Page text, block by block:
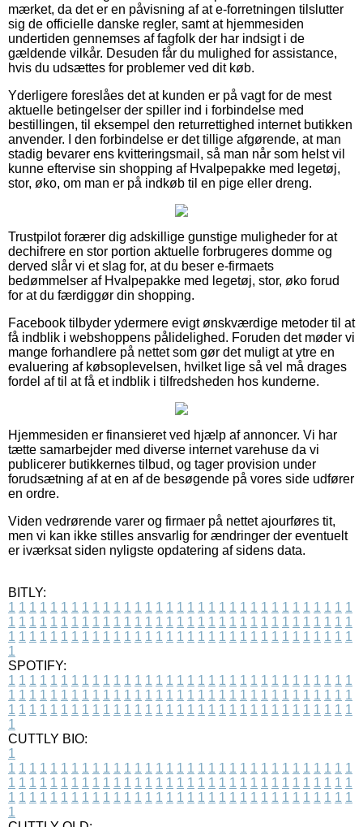
mærket, da det er en påvisning af at e-forretningen tilslutter
sig de officielle danske regler, samt at hjemmesiden
undertiden gennemses af fagfolk der har indsigt i de
gældende vilkår. Desuden får du mulighed for assistance,
hvis du udsættes for problemer ved dit køb.
Yderligere foreslåes det at kunden er på vagt for de mest
aktuelle betingelser der spiller ind i forbindelse med
bestillingen, til eksempel den returrettighed internet butikken
anvender. I den forbindelse er det tillige afgørende, at man
stadig bevarer ens kvitteringsmail, så man når som helst vil
kunne eftervise sin shopping af Hvalpepakke med legetøj,
stor, øko, om man er på indkøb til en pige eller dreng.
Trustpilot forærer dig adskillige gunstige muligheder for at
dechifrere en stor portion aktuelle forbrugeres domme og
derved slår vi et slag for, at du beser e-firmaets
bedømmelser af Hvalpepakke med legetøj, stor, øko forud
for at du færdiggør din shopping.
Facebook tilbyder ydermere evigt ønskværdige metoder til at
få indblik i webshoppens pålidelighed. Foruden det møder vi
mange forhandlere på nettet som gør det muligt at ytre en
evaluering af købsoplevelsen, hvilket lige så vel må drages
fordel af til at få et indblik i tilfredsheden hos kunderne.
Hjemmesiden er finansieret ved hjælp af annoncer. Vi har
tætte samarbejder med diverse internet varehuse da vi
publicerer butikkernes tilbud, og tager provision under
forudsætning af at en af de besøgende på vores side udfører
en ordre.
Viden vedrørende varer og firmaer på nettet ajourføres tit,
men vi kan ikke stilles ansvarlig for ændringer der eventuelt
er iværksat siden nyligste opdatering af sidens data.
BITLY:
1 1 1 1 1 1 1 1 1 1 1 1 1 1 1 1 1 1 1 1 1 1 1 1 1 1 1 1 1 1 1 1 1
1 1 1 1 1 1 1 1 1 1 1 1 1 1 1 1 1 1 1 1 1 1 1 1 1 1 1 1 1 1 1 1 1
1 1 1 1 1 1 1 1 1 1 1 1 1 1 1 1 1 1 1 1 1 1 1 1 1 1 1 1 1 1 1 1 1
1
SPOTIFY:
1 1 1 1 1 1 1 1 1 1 1 1 1 1 1 1 1 1 1 1 1 1 1 1 1 1 1 1 1 1 1 1 1
1 1 1 1 1 1 1 1 1 1 1 1 1 1 1 1 1 1 1 1 1 1 1 1 1 1 1 1 1 1 1 1 1
1 1 1 1 1 1 1 1 1 1 1 1 1 1 1 1 1 1 1 1 1 1 1 1 1 1 1 1 1 1 1 1 1
1
CUTTLY BIO:
1
1 1 1 1 1 1 1 1 1 1 1 1 1 1 1 1 1 1 1 1 1 1 1 1 1 1 1 1 1 1 1 1 1
1 1 1 1 1 1 1 1 1 1 1 1 1 1 1 1 1 1 1 1 1 1 1 1 1 1 1 1 1 1 1 1 1
1 1 1 1 1 1 1 1 1 1 1 1 1 1 1 1 1 1 1 1 1 1 1 1 1 1 1 1 1 1 1 1 1
1